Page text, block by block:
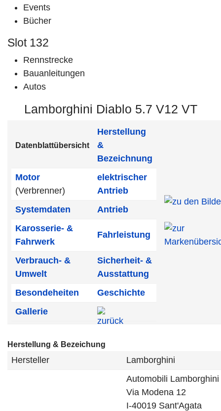
Events
Bücher
Slot 132
Rennstrecke
Bauanleitungen
Autos
Lamborghini Diablo 5.7 V12 VT
Datenblattübersicht
Herstellung
&
Bezeichnung
Motor
(Verbrenner)
elektrischer
Antrieb
Systemdaten
Antrieb
Karosserie- &
Fahrwerk
Fahrleistung
Verbrauch- &
Umwelt
Sicherheit- &
Ausstattung
Besondeheiten
Geschichte
Gallerie
Herstellung & Bezeichung
Hersteller Lamborghini
Automobili Lamborghini
Via Modena 12
I-40019 Sant'Agata